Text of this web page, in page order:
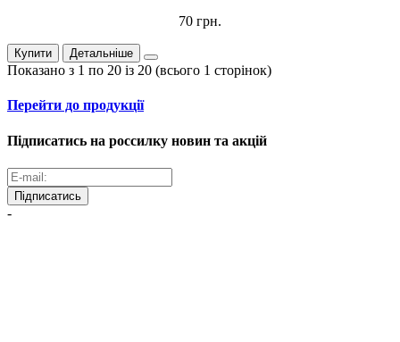
70 грн.
Купити Детальніше
Показано з 1 по 20 із 20 (всього 1 сторінок)
Перейти до продукції
Підписатись на россилку новин та акцій
Підписатись
-